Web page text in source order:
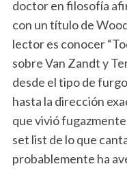
doctor en filosofía
con un título de
lector es conocer
sobre Van Zandt y
desde el tipo de
hasta la dirección
que vivió
set list de lo que
probablemente ha